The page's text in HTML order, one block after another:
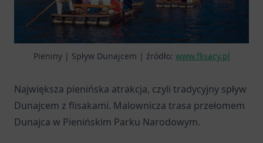
Pieniny | Spływ Dunajcem | źródło: www.flisacy.pl
Największa pienińska atrakcja, czyli tradycyjny spływ
Dunajcem z flisakami. Malownicza trasa przełomem
Dunajca w Pienińskim Parku Narodowym.